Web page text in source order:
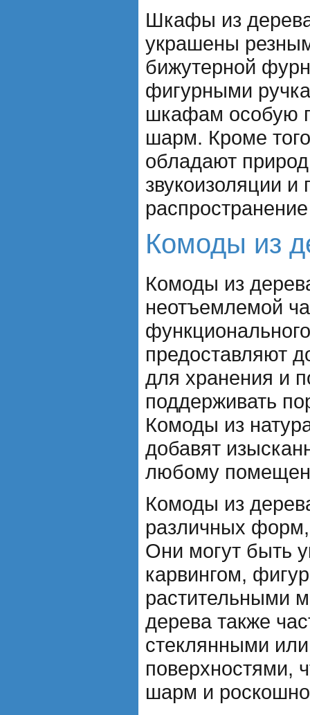
Шкафы из
украшены
бижутерной
фигурными
шкафам особую
шарм. Кроме
обладают
звукоизоляции
Комоды из
Комоды из
неотъемлемой
предоставляют
для хранения и
поддерживать
Комоды из
добавят
любому
Комоды из
различных
Они могут быть
карвингом,
растительными
дерева также
стеклянными
поверхностями,
шарм и